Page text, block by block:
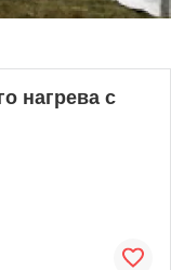
нагрева с